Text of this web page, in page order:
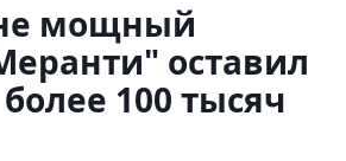
мощный
оставил
100 тысяч